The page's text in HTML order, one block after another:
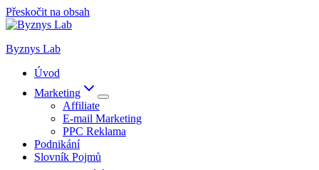
Přeskočit na obsah
Byznys Lab
Úvod
Marketing
Affiliate
E-mail Marketing
PPC Reklama
Podnikání
Slovník Pojmů